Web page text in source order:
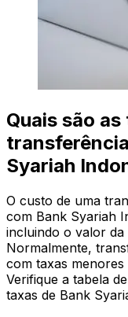
Quais são
Syariah
O custo de uma
com Bank Syariah
incluindo o valor da
Normalmente,
com taxas
Verifique a tabela
taxas de Bank